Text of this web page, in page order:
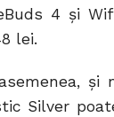
4 și
lei.
și
Silver